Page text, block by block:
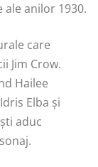
anilor 1930.
care
Jim Crow.
Hailee
Elba și
aduc